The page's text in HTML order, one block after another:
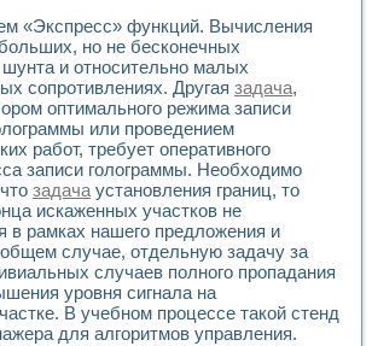
модификаций алгоритма полигармонической
стенд для исследования принципа действия
система поддержки принимаемых решений в
дисциплин «Моделирование систем» и
стенд для исследования электрических
практикумы по информационно-
измеритель частотных характеристик на
практикум по основам теории Коммутации
виртуальной лабораторной работы
практикумы по электротехнике в среде
внедрения в рамках национального проекта
эффективности решателей
LabVIEW лабораторных практикумов
повышения качества образования и
«Экспресс» функций. Вычисления
но не бесконечных
и относительно малых
сопротивлениях. Другая задача,
оптимального режима записи
или проведением
работ, требует оперативного
записи голограммы. Необходимо
задачаустановления границ, то
искаженных участков не
в рамках нашего предложения и
общем случае, отдельную задачу за
случаев полного пропадания
уровня сигнала на
В учебном процессе такой стенд
для алгоритмов управления.